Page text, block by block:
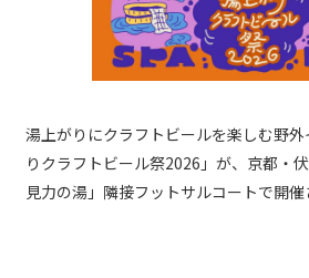
湯上がりにクラフトビールを楽しむ野
りクラフトビール祭2026」が、京都・
見力の湯」隣接フットサルコートで開催